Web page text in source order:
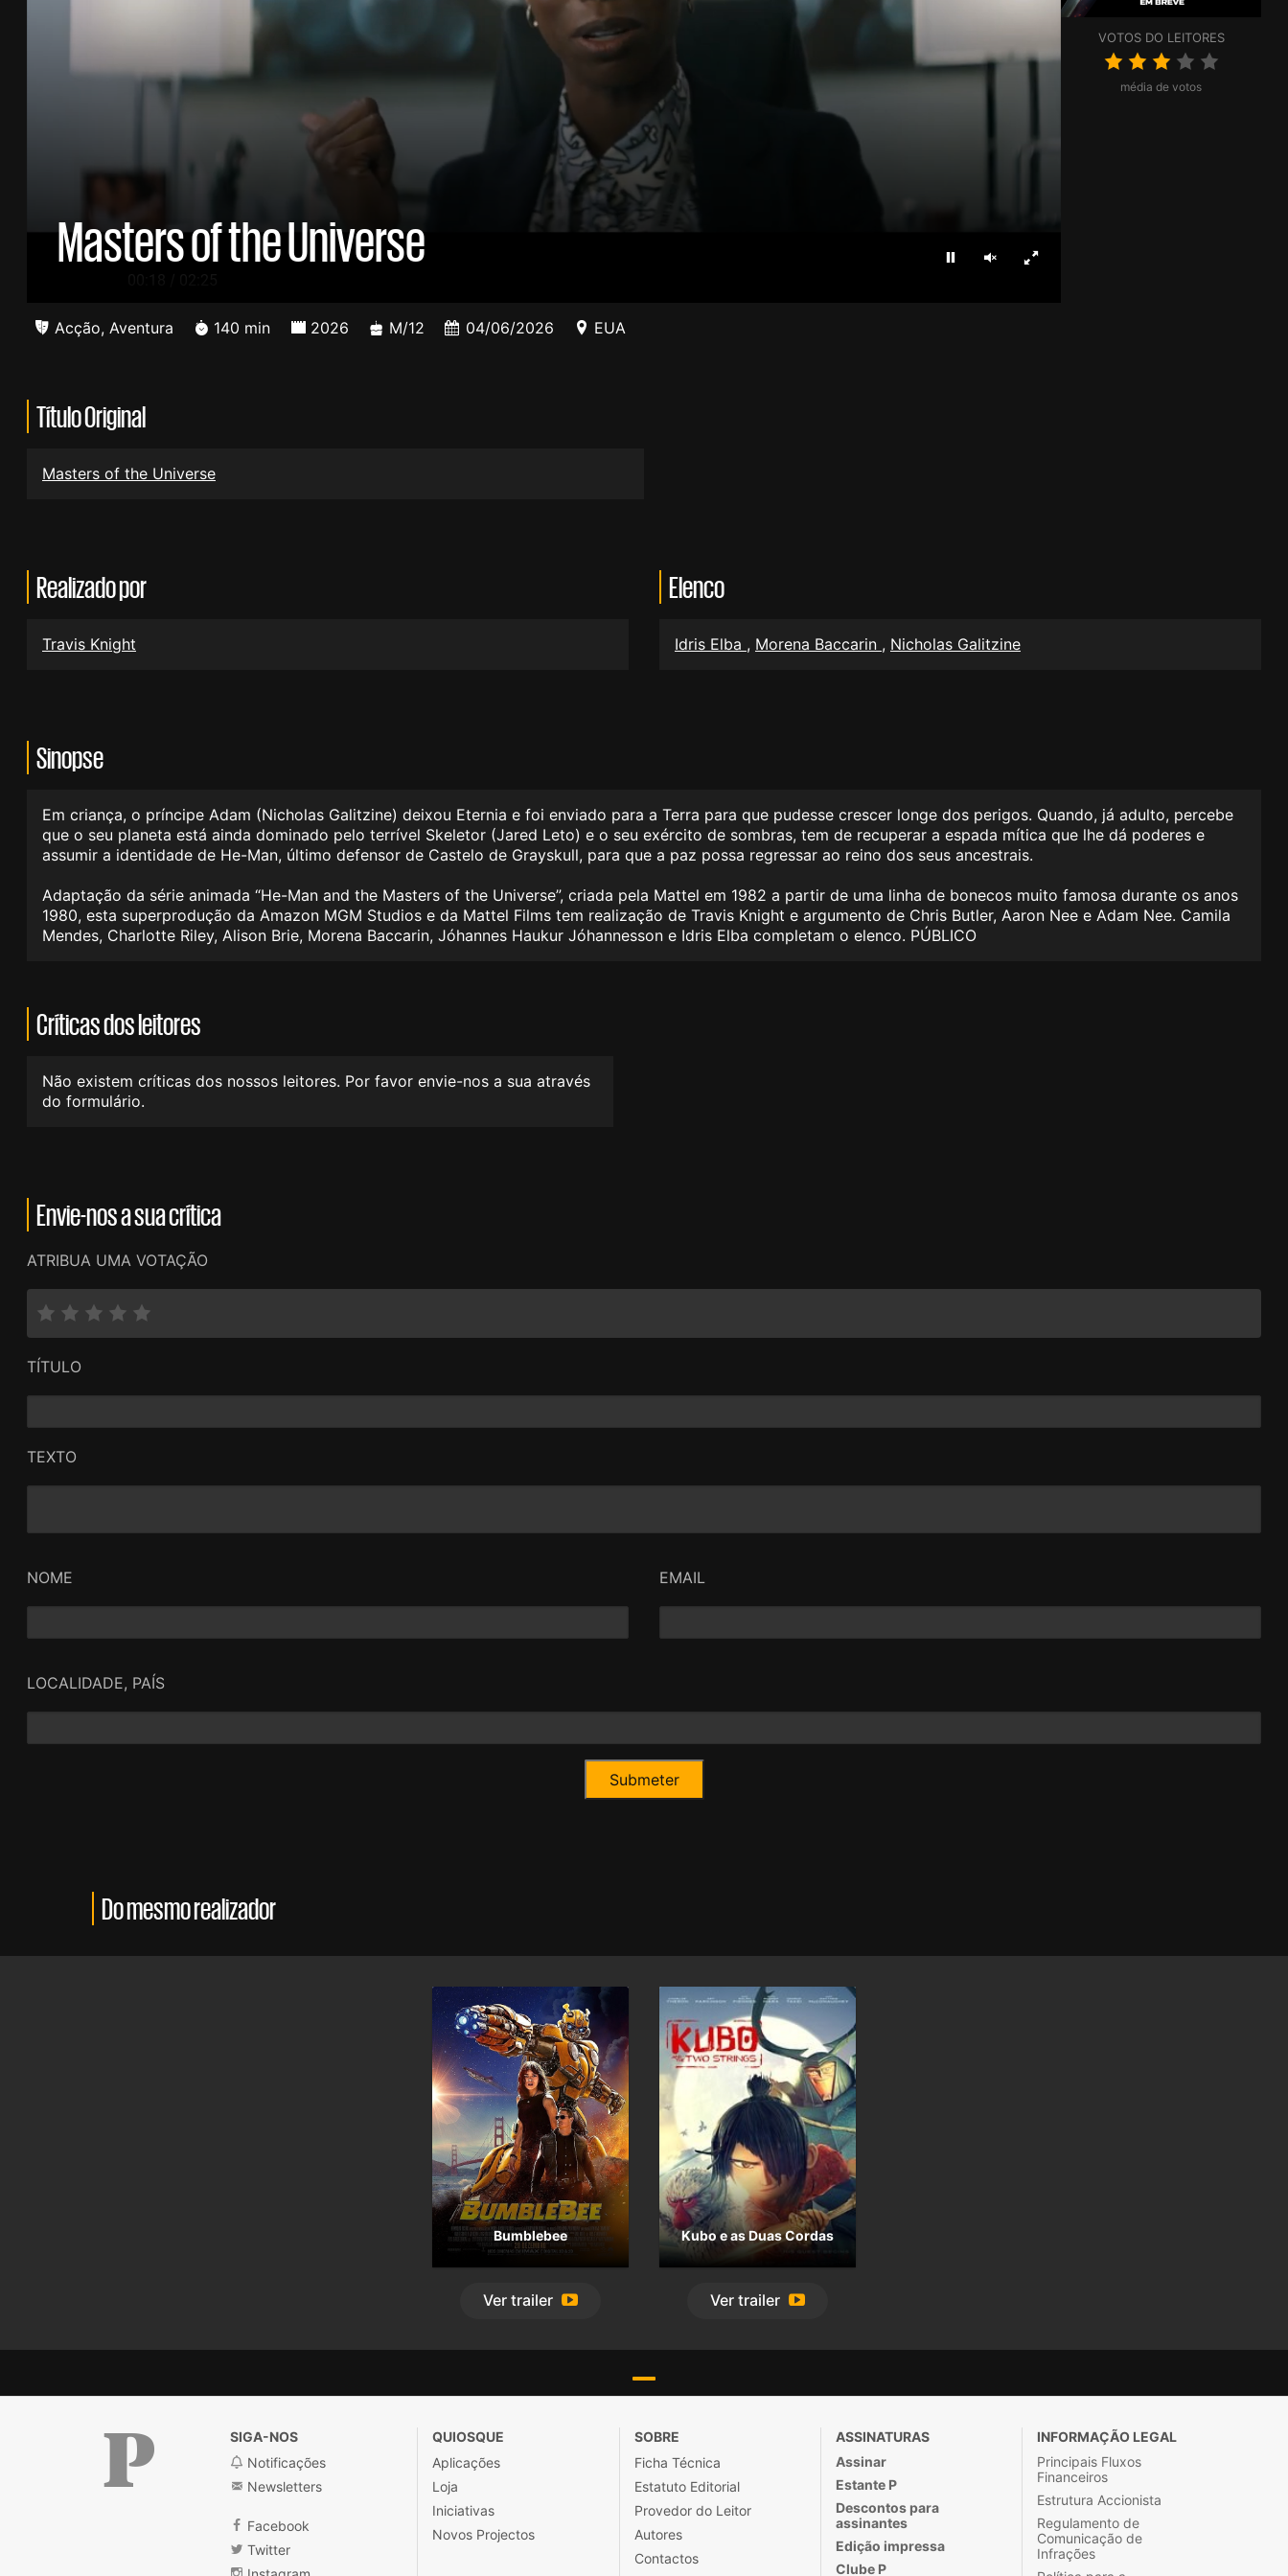
PararLigar somEcrã inteiro
Masters of the Universe
VOTOS DO LEITORES
média de votos
Acção, Aventura 140 min 2026 M/12 04/06/2026 EUA
Título Original
Masters of the Universe
Realizado por
Travis Knight
Elenco
Idris Elba , Morena Baccarin , Nicholas Galitzine
Sinopse
Em criança, o príncipe Adam (Nicholas Galitzine) deixou Eternia e foi enviado para a Terra para que pudesse crescer longe dos perigos. Quando, já adulto, percebe
que o seu planeta está ainda dominado pelo terrível Skeletor (Jared Leto) e o seu exército de sombras, tem de recuperar a espada mítica que lhe dá poderes e
assumir a identidade de He-Man, último defensor de Castelo de Grayskull, para que a paz possa regressar ao reino dos seus ancestrais.
Adaptação da série animada “He-Man and the Masters of the Universe”, criada pela Mattel em 1982 a partir de uma linha de bonecos muito famosa durante os anos
1980, esta superprodução da Amazon MGM Studios e da Mattel Films tem realização de Travis Knight e argumento de Chris Butler, Aaron Nee e Adam Nee. Camila
Mendes, Charlotte Riley, Alison Brie, Morena Baccarin, Jóhannes Haukur Jóhannesson e Idris Elba completam o elenco. PÚBLICO
Críticas dos leitores
Não existem críticas dos nossos leitores. Por favor envie-nos a sua através
do formulário.
Envie-nos a sua crítica
ATRIBUA UMA VOTAÇÃO
TÍTULO
TEXTO
NOME EMAIL
LOCALIDADE, PAÍS
Do mesmo realizador
Bumblebee
Ver trailer
Kubo e as Duas Cordas
Ver trailer
Público
SIGA-NOS
Notificações
Newsletters
Facebook
Twitter
QUIOSQUE
Aplicações
Loja
Iniciativas
Novos Projectos
SOBRE
Ficha Técnica
Estatuto Editorial
Provedor do Leitor
Autores
Contactos
ASSINATURAS
Assinar
Estante P
Descontos para
assinantes
Edição impressa
Clube P
INFORMAÇÃO LEGAL
Principais Fluxos
Financeiros
Estrutura Accionista
Regulamento de
Comunicação de
Infrações